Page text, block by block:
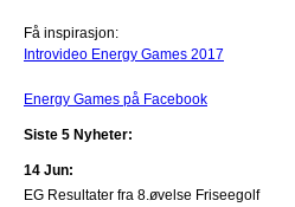
Få inspirasjon:
Introvideo Energy Games 2017
Energy Games på Facebook
Siste 5 Nyheter:
14 Jun:
EG Resultater fra 8.øvelse Friseegolf